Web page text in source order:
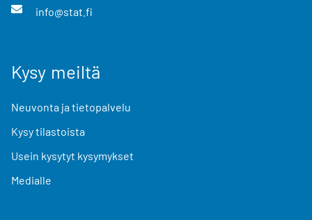
info@stat.fi
Kysy meiltä
Neuvonta ja tietopalvelu
Kysy tilastoista
Usein kysytyt kysymykset
Medialle